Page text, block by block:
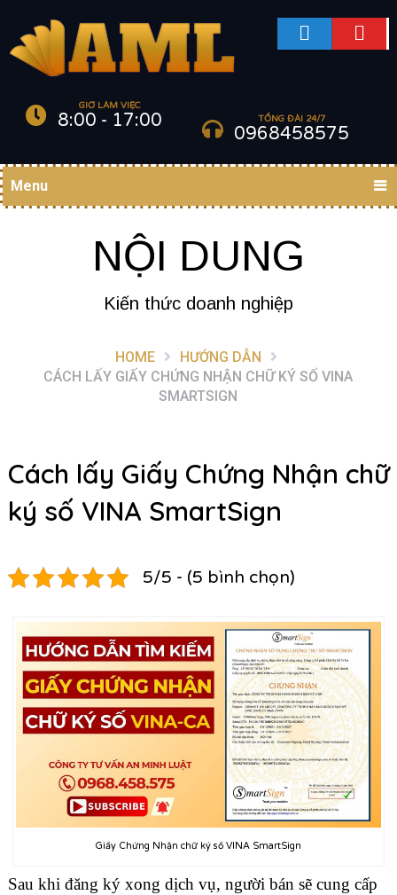
GIỜ LÀM VIỆC
8:00 - 17:00 TỔNG ĐÀI 24/7
0968458575
Menu
NỘI DUNG
Kiến thức doanh nghiệp
HOME
HƯỚNG DẪN
CÁCH LẤY GIẤY CHỨNG NHẬN CHỮ KÝ SỐ VINA
SMARTSIGN
Cách lấy Giấy Chứng Nhận chữ
ký số VINA SmartSign
5/5 - (5 bình chọn)
Giấy Chứng Nhận chữ ký số VINA SmartSign
Sau khi đăng ký xong dịch vụ, người bán sẽ cung cấp